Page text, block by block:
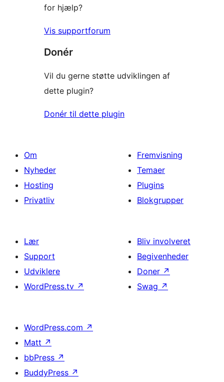
for hjælp?
Vis supportforum
Donér
Vil du gerne støtte udviklingen af
dette plugin?
Donér til dette plugin
Om
Nyheder
Hosting
Privatliv
Fremvisning
Temaer
Plugins
Blokgrupper
Lær
Support
Udviklere
WordPress.tv ↗
Bliv involveret
Begivenheder
Doner ↗
Swag ↗
WordPress.com ↗
Matt ↗
bbPress ↗
BuddyPress ↗